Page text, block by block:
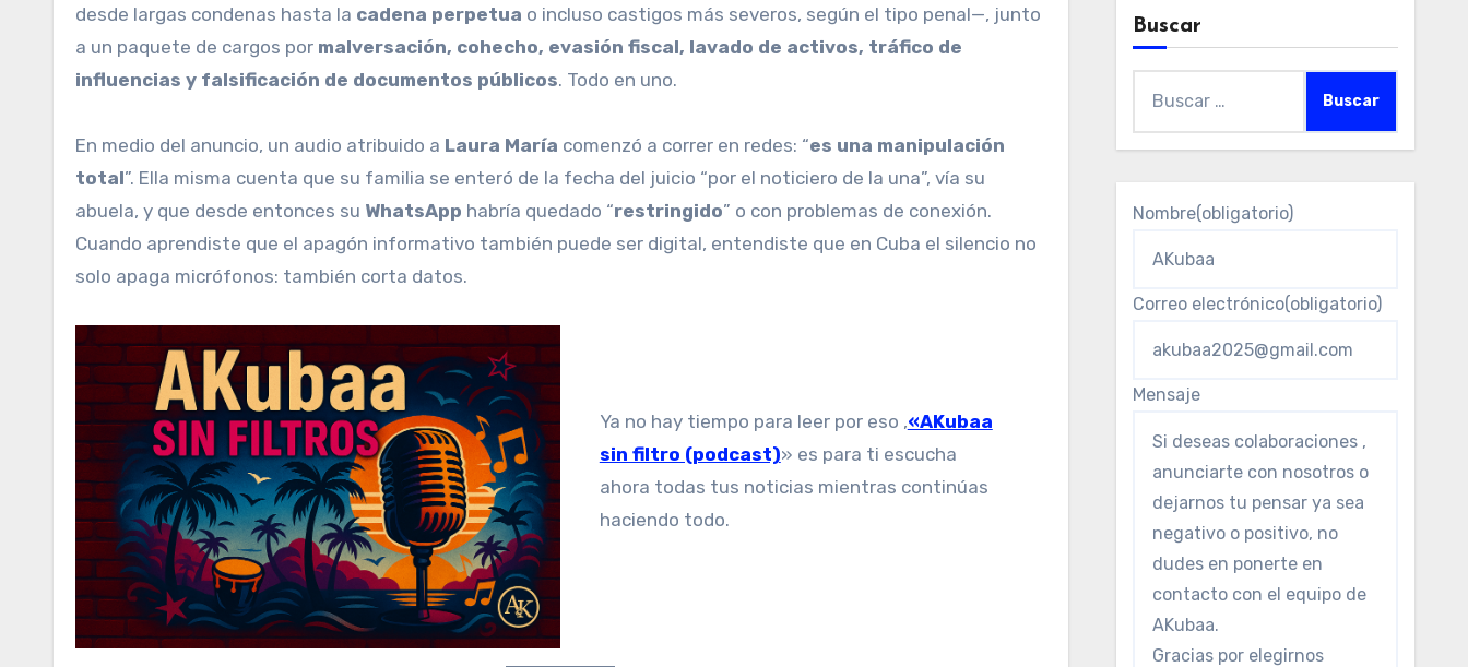
desde largas condenas hasta la cadena perpetua o incluso castigos más severos, según el tipo penal—, junto
a un paquete de cargos por malversación, cohecho, evasión fiscal, lavado de activos, tráfico de
influencias y falsificación de documentos públicos. Todo en uno.
En medio del anuncio, un audio atribuido a Laura María comenzó a correr en redes: “es una manipulación
total”. Ella misma cuenta que su familia se enteró de la fecha del juicio “por el noticiero de la una”, vía su
abuela, y que desde entonces su WhatsApp habría quedado “restringido” o con problemas de conexión.
Cuando aprendiste que el apagón informativo también puede ser digital, entendiste que en Cuba el silencio no
solo apaga micrófonos: también corta datos.
Ya no hay tiempo para leer por eso ,«AKubaa
sin filtro (podcast)» es para ti escucha
ahora todas tus noticias mientras continúas
haciendo todo.
Buscar
Nombre(obligatorio)
Correo electrónico(obligatorio)
Mensaje